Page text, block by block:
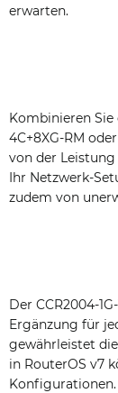
erwarten.
Kombinieren Sie
4C+8XG-RM
von der
Ihr Netzwerk-
zudem von
Der CCR2004-
Ergänzung für
gewährleistet
in RouterOS v7
Konfigurationen.